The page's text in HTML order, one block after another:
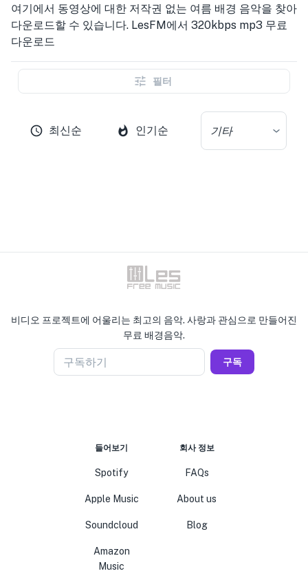
여기에서 동영상에 대한 저작권 없는 여름 배경 음악을 찾아
다운로드할 수 있습니다. LesFM에서 320kbps mp3 무료
다운로드
필터
최신순 인기순 기타
비디오 프로젝트에 어울리는 최고의 음악. 사랑과 관심으로 만들어진
무료 배경음악.
구독하기 구독
들어보기
Spotify
Apple Music
Soundcloud
Amazon
Music
회사 정보
FAQs
About us
Blog